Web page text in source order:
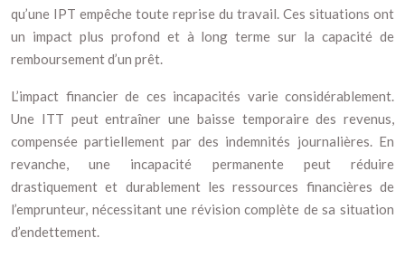
qu’une IPT empêche toute reprise du travail. Ces situations ont
un impact plus profond et à long terme sur la capacité de
remboursement d’un prêt.
L’impact financier de ces incapacités varie considérablement.
Une ITT peut entraîner une baisse temporaire des revenus,
compensée partiellement par des indemnités journalières. En
revanche, une incapacité permanente peut réduire
drastiquement et durablement les ressources financières de
l’emprunteur, nécessitant une révision complète de sa situation
d’endettement.